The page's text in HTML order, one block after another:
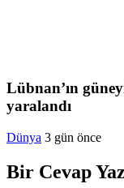
Lübnan’ın
yaralandı
Dünya 3 gün önce
Bir Cevap Yaz